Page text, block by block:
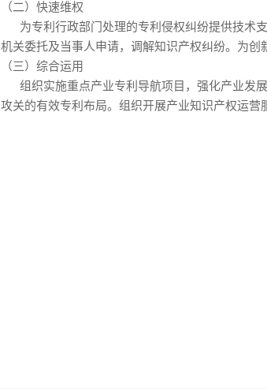
（二）快速维权
为专利行政部门处理的专利侵权纠纷提供技术
机关委托及当事人申请，调解知识产权纠纷。为创
（三）综合运用
组织实施重点产业专利导航项目，强化产业发
攻关的有效专利布局。组织开展产业知识产权运营